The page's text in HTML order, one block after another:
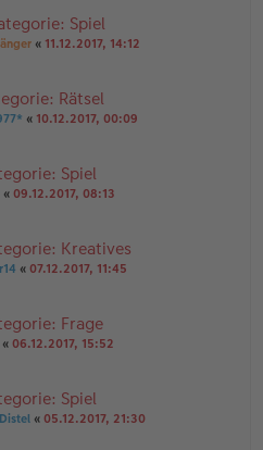
Spiel
« 11.12.2017, 14:12
Rätsel
« 10.12.2017, 00:09
Spiel
« 09.12.2017, 08:13
Kreatives
« 07.12.2017, 11:45
Frage
« 06.12.2017, 15:52
Spiel
« 05.12.2017, 21:30